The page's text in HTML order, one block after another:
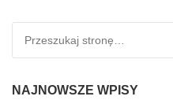
NAJNOWSZE WPISY